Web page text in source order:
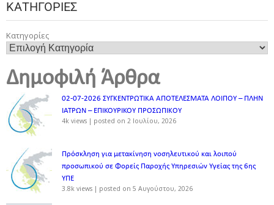
ΚΑΤΗΓΟΡΊΕΣ
Κατηγορίες
Δημοφιλή Άρθρα
02-07-2026 ΣΥΓΚΕΝΤΡΩΤΙΚΑ ΑΠΟΤΕΛΕΣΜΑΤΑ ΛΟΙΠΟΥ – ΠΛΗΝ
ΙΑΤΡΩΝ – ΕΠΙΚΟΥΡΙΚΟΥ ΠΡΟΣΩΠΙΚOY
4k views | posted on 2 Ιουλίου, 2026
Πρόσκληση για μετακίνηση νοσηλευτικού και λοιπού
προσωπικού σε Φορείς Παροχής Υπηρεσιών Υγείας της 6ης
ΥΠΕ
3.8k views | posted on 5 Αυγούστου, 2026